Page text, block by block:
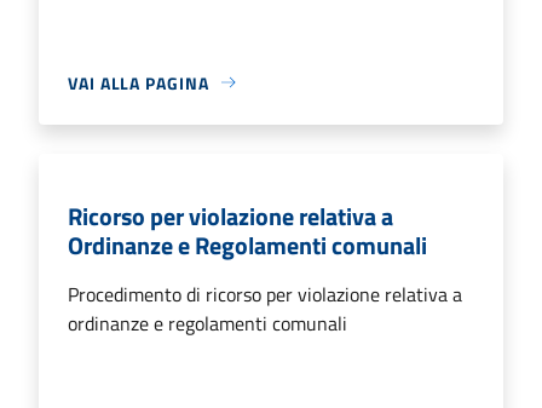
VAI ALLA PAGINA
Ricorso per violazione relativa a
Ordinanze e Regolamenti comunali
Procedimento di ricorso per violazione relativa a
ordinanze e regolamenti comunali